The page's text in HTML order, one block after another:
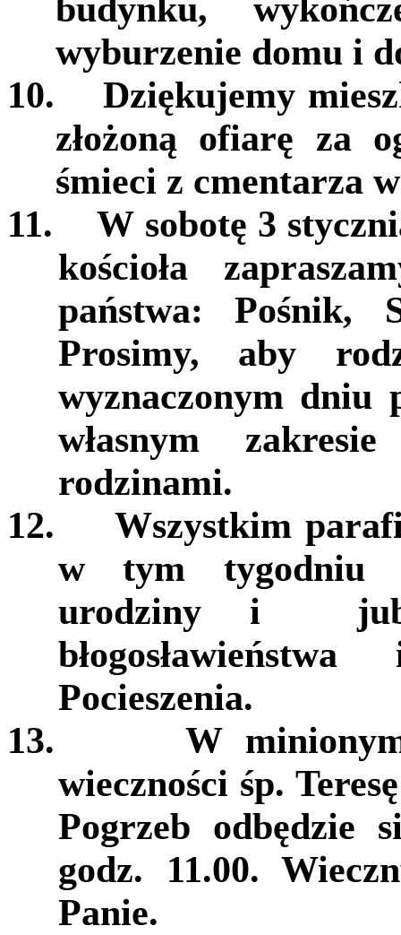
budynku,
wyburzenie domu i
10.
Dziękujemy
złożoną ofiarę za
śmieci z cmentarza
11.
W sobotę 3
kościoła
państwa: Pośnik,
Prosimy, aby
wyznaczonym dniu
własnym
rodzinami.
12.
Wszystkim
w tym tygodniu
urodziny i
Pocieszenia.
13.
W
wieczności śp.
Pogrzeb odbędzie
godz. 11.00.
Panie.